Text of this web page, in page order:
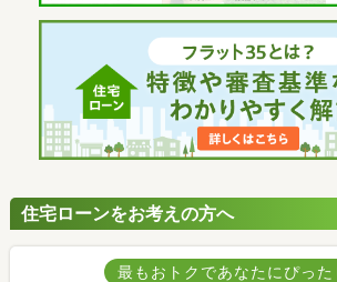
住宅ローンをお考えの方へ
最もおトクであなたにぴった